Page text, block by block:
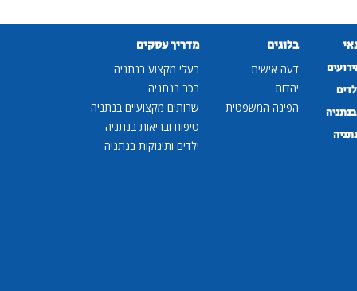
בלוגים
דעה אישית
יהדות
הפינה המשפטית
מדריך עסקים
בעלי מקצוע בנתניה
רכב בנתניה
שרותים מקצועיים בנתניה
טיפוח ובריאות בנתניה
ילדים ותינוקות בנתניה
...